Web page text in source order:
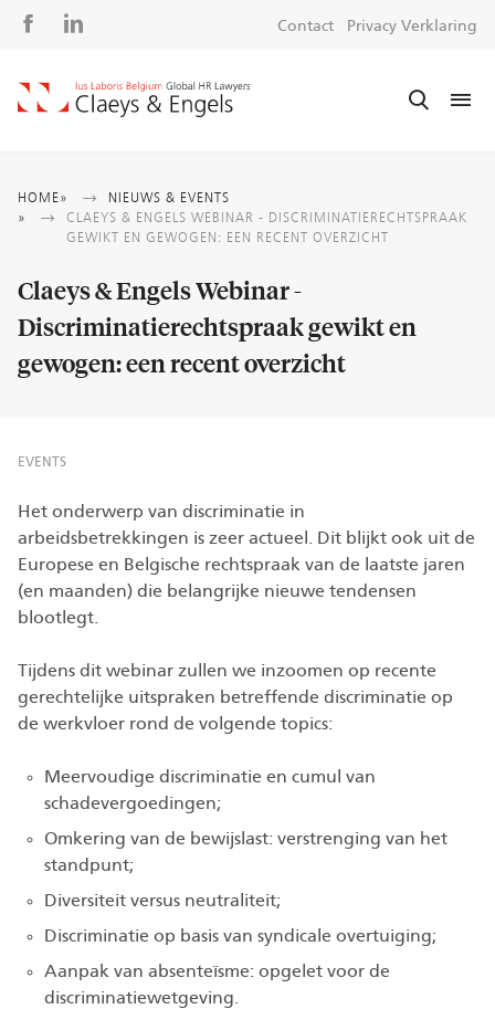
Social
Contact Privacy Verklaring
Kruimelpad
HOME
NIEUWS & EVENTS
CLAEYS & ENGELS WEBINAR - DISCRIMINATIERECHTSPRAAK
GEWIKT EN GEWOGEN: EEN RECENT OVERZICHT
Claeys & Engels Webinar -
Discriminatierechtspraak gewikt en
gewogen: een recent overzicht
EVENTS
Het onderwerp van discriminatie in
arbeidsbetrekkingen is zeer actueel. Dit blijkt ook uit de
Europese en Belgische rechtspraak van de laatste jaren
(en maanden) die belangrijke nieuwe tendensen
blootlegt.
Tijdens dit webinar zullen we inzoomen op recente
gerechtelijke uitspraken betreffende discriminatie op
de werkvloer rond de volgende topics:
Meervoudige discriminatie en cumul van
schadevergoedingen;
Omkering van de bewijslast: verstrenging van het
standpunt;
Diversiteit versus neutraliteit;
Discriminatie op basis van syndicale overtuiging;
Aanpak van absenteïsme: opgelet voor de
discriminatiewetgeving.